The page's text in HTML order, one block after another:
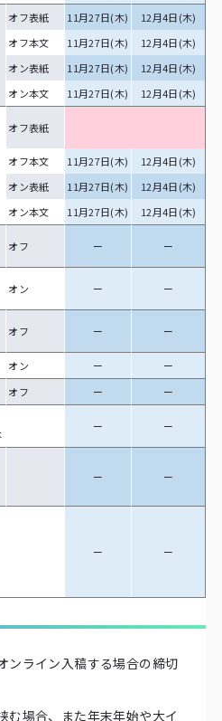
オフ表紙 11月27日(木) 12月4日(木)
オフ本文
11月27日(木) 12月4日(木)
オン表紙
11月27日(木) 12月4日(木)
オン本文
11月27日(木) 12月4日(木)
オフ表紙
オフ本文 11月27日(木) 12月4日(木)
オン表紙
11月27日(木) 12月4日(木)
オン本文
11月27日(木) 12月4日(木)
オフ ー ー
オン ー ー
オフ ー ー
オン ー
ー
オフ ー
ー
ー ー
ー ー
ー ー
ンライン入稿する場合の締切
む場合、また年末年始や大イ